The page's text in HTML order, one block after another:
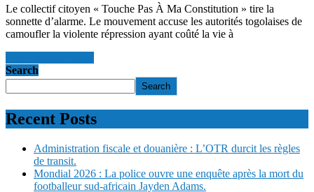
Le collectif citoyen « Touche Pas À Ma Constitution » tire la
sonnette d’alarme. Le mouvement accuse les autorités togolaises de
camoufler la violente répression ayant coûté la vie à
Search
Search
Recent Posts
Administration fiscale et douanière : L’OTR durcit les règles
de transit.
Mondial 2026 : La police ouvre une enquête après la mort du
footballeur sud-africain Jayden Adams.